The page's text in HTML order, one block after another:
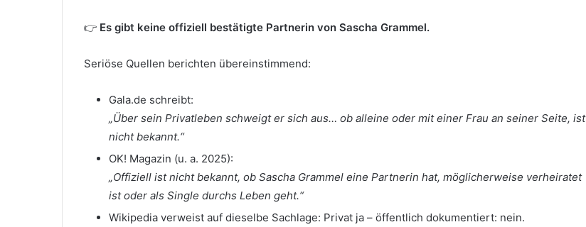
👉 Es gibt keine offiziell bestätigte Partnerin von Sascha Grammel.
Seriöse Quellen berichten übereinstimmend:
Gala.de schreibt:
„Über sein Privatleben schweigt er sich aus… ob alleine oder mit einer Frau an seiner Seite, ist
nicht bekannt.“
OK! Magazin (u. a. 2025):
„Offiziell ist nicht bekannt, ob Sascha Grammel eine Partnerin hat, möglicherweise verheiratet
ist oder als Single durchs Leben geht.“
Wikipedia verweist auf dieselbe Sachlage: Privat ja – öffentlich dokumentiert: nein.